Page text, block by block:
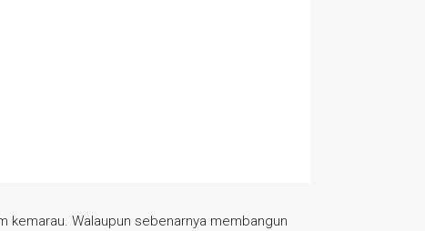
kemarau. Walaupun sebenarnya membangun